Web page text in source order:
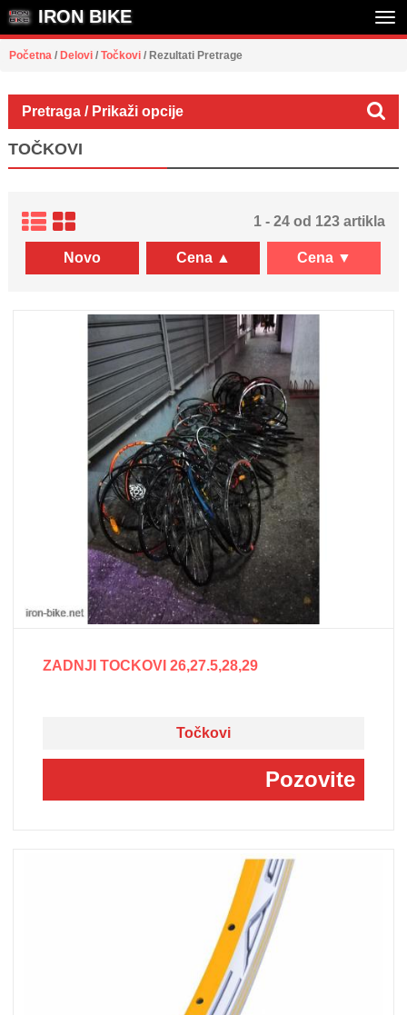
IRON BIKE
Početna / Delovi / Točkovi / Rezultati Pretrage
Pretraga / Prikaži opcije
TOČKOVI
1 - 24 od 123 artikla
Novo Cena ▲ Cena ▼
ZADNJI TOCKOVI 26,27.5,28,29
Točkovi
Pozovite